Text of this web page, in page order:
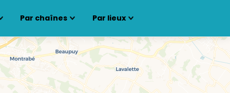
Par chaînes Par lieux